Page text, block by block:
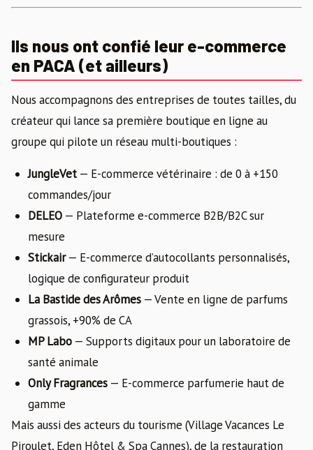
Ils nous ont confié leur e-commerce
en PACA (et ailleurs)
Nous accompagnons des entreprises de toutes tailles, du
créateur qui lance sa première boutique en ligne au
groupe qui pilote un réseau multi-boutiques :
JungleVet — E-commerce vétérinaire : de 0 à +150
commandes/jour
DELEO — Plateforme e-commerce B2B/B2C sur
mesure
Stickair— E-commerce d’autocollants personnalisés,
logique de configurateur produit
La Bastide des Arômes — Vente en ligne de parfums
grassois, +90% de CA
MP Labo — Supports digitaux pour un laboratoire de
santé animale
Only Fragrances — E-commerce parfumerie haut de
gamme
Mais aussi des acteurs du tourisme (Village Vacances Le
Piroulet, Eden Hôtel & Spa Cannes), de la restauration